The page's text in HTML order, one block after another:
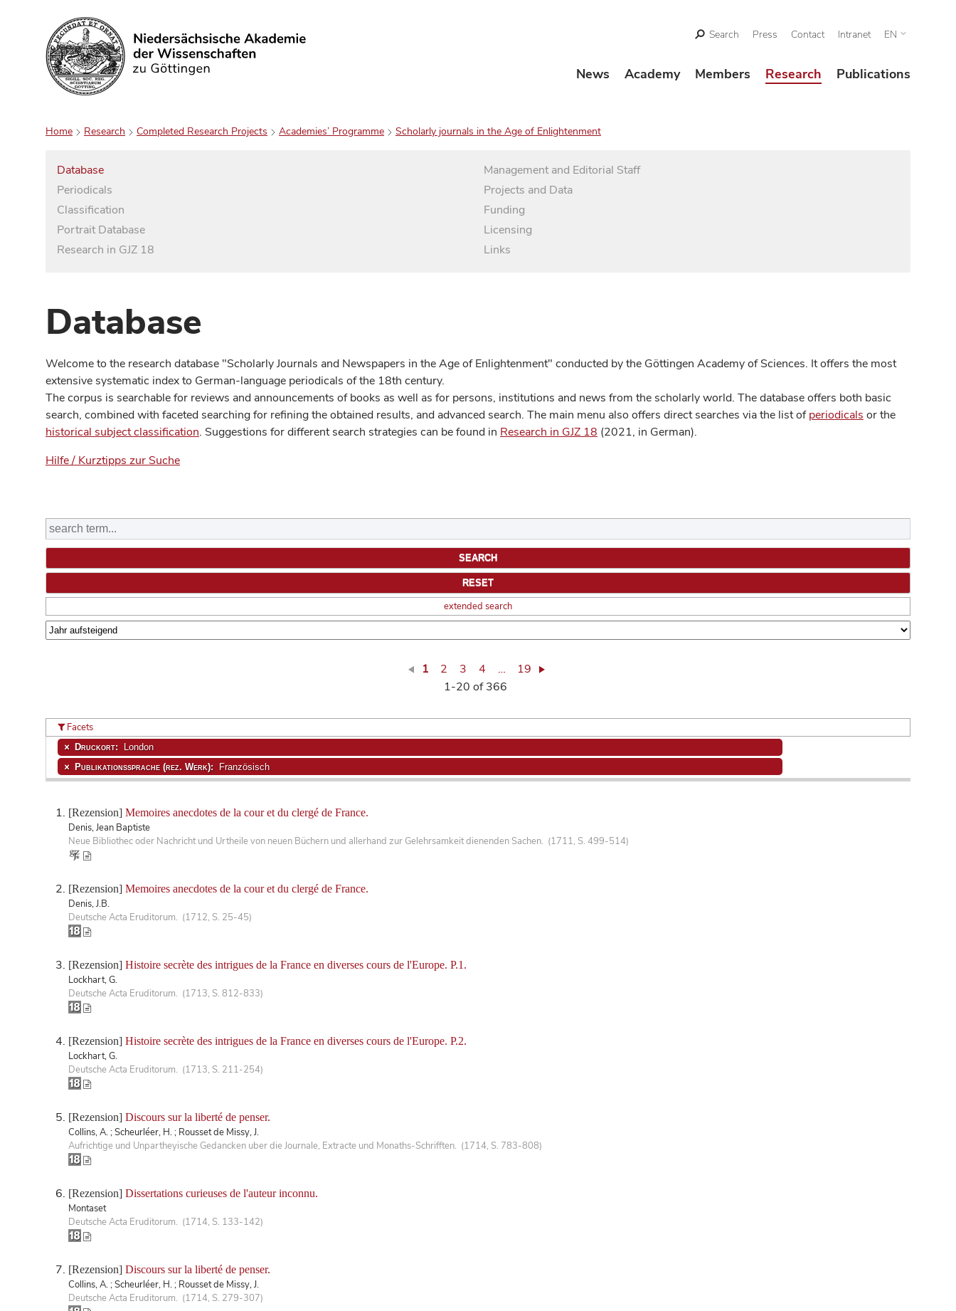
Search
Search Press Contact Intranet EN
News Academy Members Research Publications
Home Research Completed Research Projects Academies’ Programme Scholarly journals in the Age of Enlightenment
Database
Periodicals
Classification
Portrait Database
Research in GJZ 18
Management and Editorial Staff
Projects and Data
Funding
Licensing
Links
Database
Welcome to the research database "Scholarly Journals and Newspapers in the Age of Enlightenment" conducted by the Göttingen Academy of Sciences. It offers the most
extensive systematic index to German-language periodicals of the 18th century.
The corpus is searchable for reviews and announcements of books as well as for persons, institutions and news from the scholarly world. The database offers both basic
search, combined with faceted searching for refining the obtained results, and advanced search. The main menu also offers direct searches via the list ofperiodicals or the
historical subject classification. Suggestions for different search strategies can be found in Research in GJZ 18 (2021, in German).
Hilfe / Kurztipps zur Suche
extended search
1 2 3 4 …
19
1-20 of 366
[Rezension] Memoires anecdotes de la cour et du clergé de France.
Denis, Jean Baptiste
Neue Bibliothec oder Nachricht und Urtheile von neuen Büchern und allerhand zur Gelehrsamkeit dienenden Sachen. (1711, S. 499-514)
[Rezension] Memoires anecdotes de la cour et du clergé de France.
Denis, J.B.
Deutsche Acta Eruditorum. (1712, S. 25-45)
[Rezension] Histoire secrète des intrigues de la France en diverses cours de l'Europe. P.1.
Lockhart, G.
Deutsche Acta Eruditorum. (1713, S. 812-833)
[Rezension] Histoire secrète des intrigues de la France en diverses cours de l'Europe. P.2.
Lockhart, G.
Deutsche Acta Eruditorum. (1713, S. 211-254)
[Rezension] Discours sur la liberté de penser.
Collins, A. ; Scheurléer, H. ; Rousset de Missy, J.
Aufrichtige und Unpartheyische Gedancken uber die Journale, Extracte und Monaths-Schrifften. (1714, S. 783-808)
[Rezension] Dissertations curieuses de l'auteur inconnu.
Montaset
Deutsche Acta Eruditorum. (1714, S. 133-142)
[Rezension] Discours sur la liberté de penser.
Collins, A. ; Scheurléer, H. ; Rousset de Missy, J.
Deutsche Acta Eruditorum. (1714, S. 279-307)
Facets
Druckort: London
Publikationssprache (rez. Werk): Französisch